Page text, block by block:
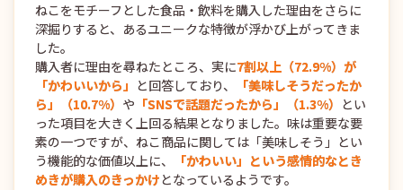
ねこをモチーフとした食品・飲料を購入した理由をさらに
深掘りすると、あるユニークな特徴が浮かび上がってきま
した。
購入者に理由を尋ねたところ、実に7割以上（72.9%）が
「かわいいから」 と回答しており、
「美味しそうだったか
ら」（10.7%） や 「SNSで話題だったから」（1.3%） とい
った項目を大きく上回る結果となりました。味は重要な要
素の一つですが、ねこ商品に関しては「美味しそう」とい
う機能的な価値以上に、
「かわいい」という感情的なとき
めきが購入のきっかけとなっているようです。